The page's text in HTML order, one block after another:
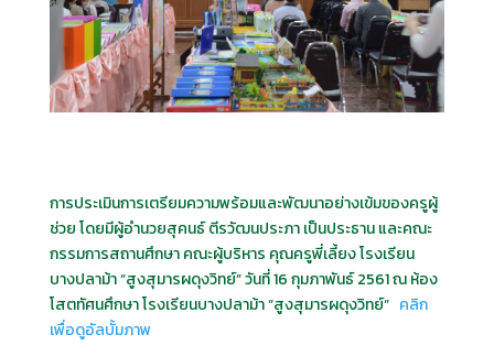
การประเมินการเตรียมความพร้อมและพัฒนาอย่างเข้มของครูผู้
ช่วย โดยมีผู้อำนวยสุคนธ์ ตีรวัฒนประภา เป็นประธาน และคณะ
กรรมการสถานศึกษา คณะผู้บริหาร คุณครูพี่เลี้ยง โรงเรียน
บางปลาม้า “สูงสุมารผดุงวิทย์” วันที่ 16 กุมภาพันธ์ 2561 ณ ห้อง
โสตทัศนศึกษา โรงเรียนบางปลาม้า “สูงสุมารผดุงวิทย์” คลิก
เพื่อดูอัลบั้มภาพ